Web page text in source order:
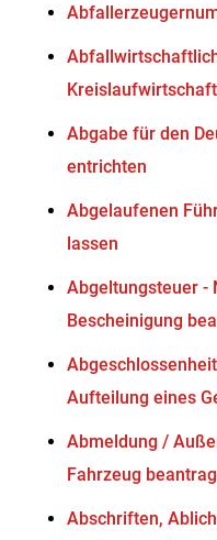
Abgabe für den
entrichten
Abgelaufenen
lassen
Abgeltungsteuer -
Bescheinigung
Aufteilung eines
Abmeldung /
Fahrzeug
Abschriften,